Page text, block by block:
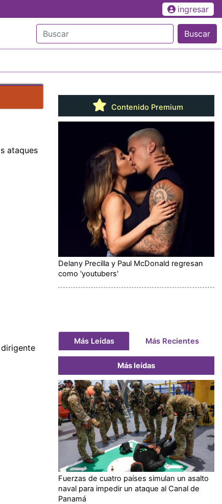
ingresar
Buscar
ataques
Contenido Premium
Delany Precilla y Paul McDonald regresan
como 'youtubers'
Más Leídas Más Recientes
Más leídas
Fuerzas de cuatro países simulan un asalto
naval para impedir un ataque al Canal de
Panamá